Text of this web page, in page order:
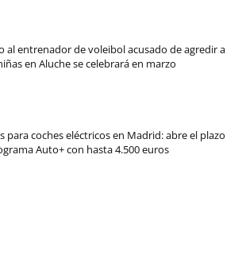
al entrenador de voleibol acusado de agredir a
en Aluche se celebrará en marzo
para coches eléctricos en Madrid: abre el plazo
Auto+ con hasta 4.500 euros